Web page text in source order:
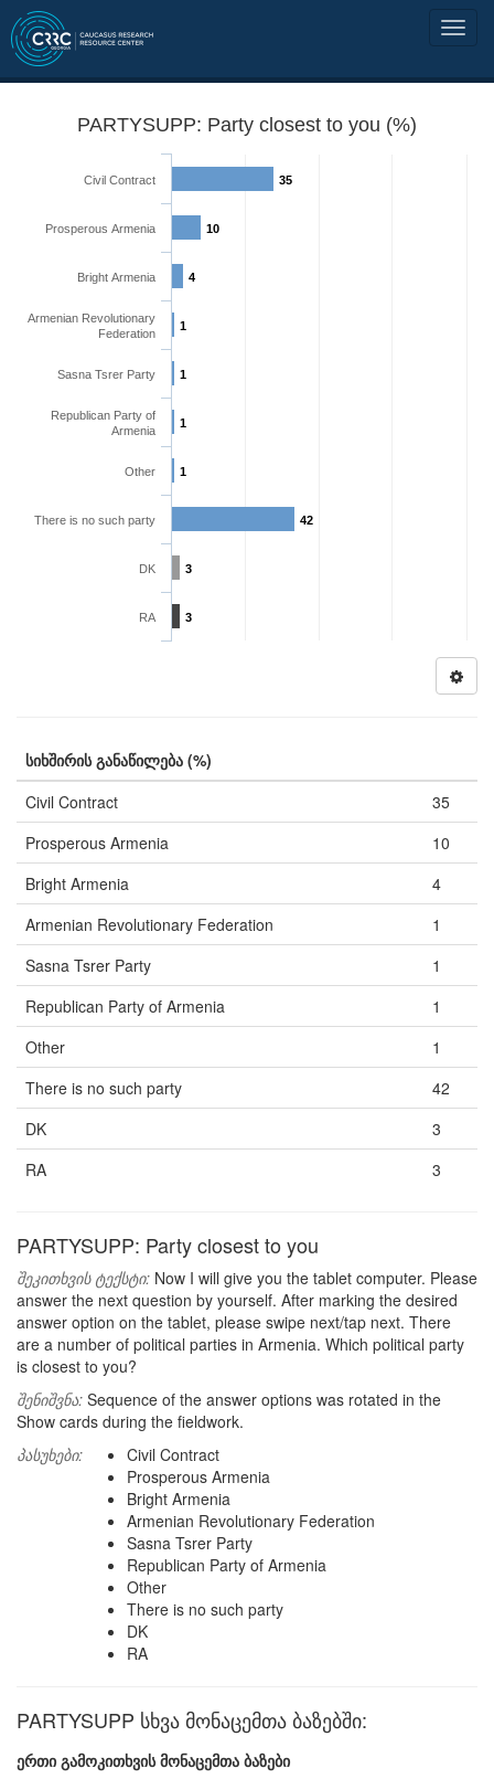
PARTYSUPP: Party closest to you (%)
35
10
4
1
1
1
1
42
3
3
Civil Contract
Prosperous Armenia
Bright Armenia
Armenian Revolutionary
Federation
Sasna Tsrer Party
Republican Party of
Armenia
Other
There is no such party
DK
RA
სიხშირის განაწილება (%)
Civil Contract
35
Prosperous Armenia
10
Bright Armenia
4
Armenian Revolutionary Federation
1
Sasna Tsrer Party
1
Republican Party of Armenia
1
Other
1
There is no such party
42
DK
3
RA
3
PARTYSUPP: Party closest to you
შეკითხვის ტექსტი: Now I will give you the tablet computer. Please
answer the next question by yourself. After marking the desired
answer option on the tablet, please swipe next/tap next. There
are a number of political parties in Armenia. Which political party
is closest to you?
შენიშვნა: Sequence of the answer options was rotated in the
Show cards during the fieldwork.
პასუხები:
Civil Contract
Prosperous Armenia
Bright Armenia
Armenian Revolutionary Federation
Sasna Tsrer Party
Republican Party of Armenia
Other
There is no such party
DK
RA
PARTYSUPP სხვა მონაცემთა ბაზებში:
ერთი გამოკითხვის მონაცემთა ბაზები